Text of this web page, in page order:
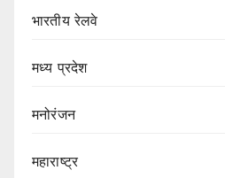
भारतीय रेलवे
मध्य प्रदेश
मनोरंजन
महाराष्ट्र